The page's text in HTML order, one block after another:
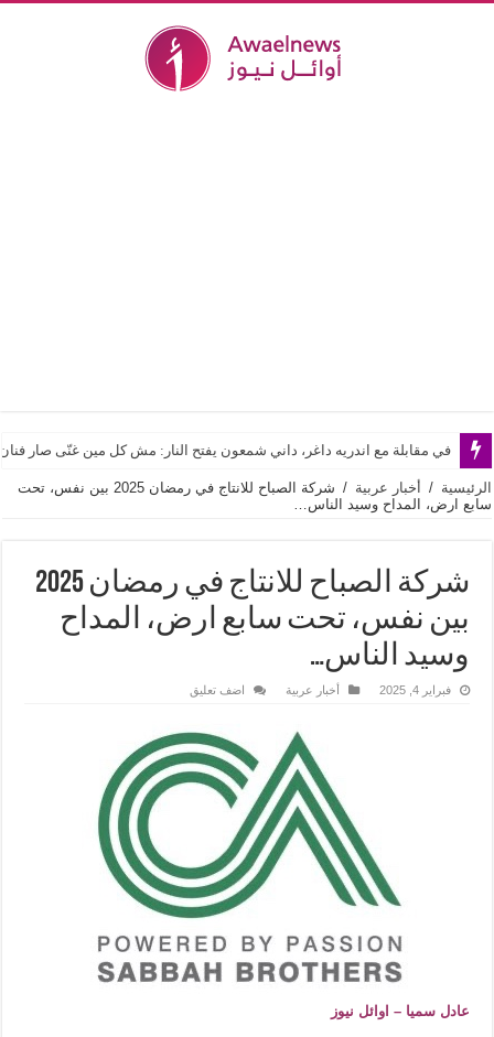
في مقابلة مع اندريه داغر، داني شمعون يفتح النار: مش كل مين غنّى صار
الرئيسية / أخبار عربية /
شركة الصباح للانتاج في رمضان 2025 بين نفس، تحت
سابع ارض، المداح وسيد الناس…
شركة الصباح للانتاج في رمضان 2025
بين نفس، تحت سابع ارض، المداح
وسيد الناس…
فبراير 4, 2025 أخبار عربية اضف تعليق
عادل سميا – اوائل نيوز